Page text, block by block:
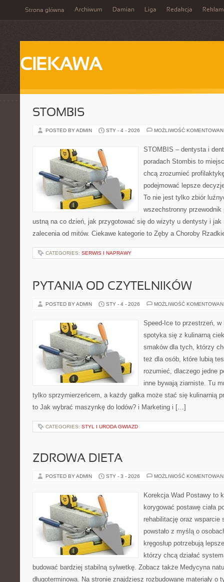
Strona główna Archiwum Damian Liga Redakcja
CIEKAWA
STOMBIS
POSTED BY ADMIN STY - 4 - 2026 MOŻLIWOŚĆ
STOMBIS – dentysta i
poradach Stombis to
chcą zrozumieć
podejmować lepsze
To nie jest tylko zbiór
wszechstronny
ustną na co dzień, jak przygotować się do wizyty u dentysty i jak
zalecenia od mitów. Ciekawe kategorie to Zęby a Choroby
CATEGORIES: SERWIS I NAPRAWY
PYTANIA OD CZYTELNIKÓW
POSTED BY ADMIN STY - 4 - 2026 MOŻLIWOŚĆ
Speed-Ice to przestrzeń, w
spotyka się z kulinarną
smaków dla tych, którzy
też dla osób, które lubią
rozumieć, dlaczego jedne
inne bywają ziarniste. Tu
tylko sprzymierzeńcem, a każdy gałka może stać się kulinarnią
to Jak wybrać maszynkę do lodów? i Marketing i […]
CATEGORIES: STYL I URODA GWIAZD
ZDROWA DIETA
POSTED BY ADMIN STY - 3 - 2026 MOŻLIWOŚĆ
Korekcja Wad Postawy to
korygować postawę ciała
rehabilitację oraz
powstało z myślą o
kręgosłup potrzebują
którzy chcą działać
budować bardziej stabilną sylwetkę. Zobacz także Medycyna
długoterminowa. Na stronie znajdziesz rozbudowane materiały